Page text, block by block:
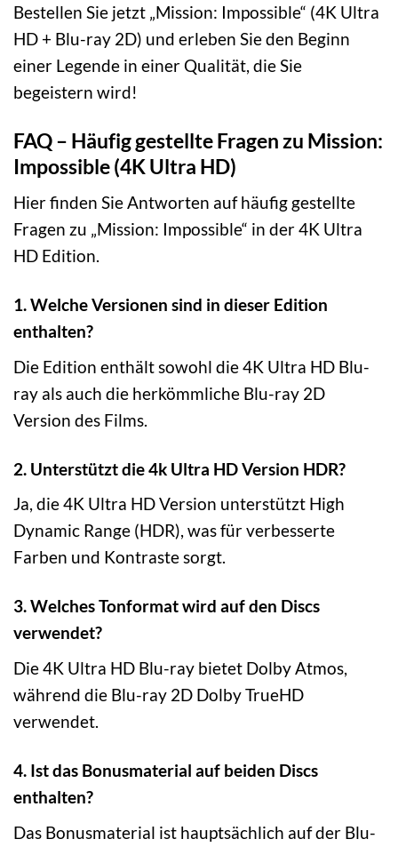
Bestellen Sie jetzt „Mission: Impossible“ (4K Ultra
HD + Blu-ray 2D) und erleben Sie den Beginn
einer Legende in einer Qualität, die Sie
begeistern wird!
FAQ – Häufig gestellte Fragen zu Mission:
Impossible (4K Ultra HD)
Hier finden Sie Antworten auf häufig gestellte
Fragen zu „Mission: Impossible“ in der 4K Ultra
HD Edition.
1. Welche Versionen sind in dieser Edition
enthalten?
Die Edition enthält sowohl die 4K Ultra HD Blu-
ray als auch die herkömmliche Blu-ray 2D
Version des Films.
2. Unterstützt die 4k Ultra HD Version HDR?
Ja, die 4K Ultra HD Version unterstützt High
Dynamic Range (HDR), was für verbesserte
Farben und Kontraste sorgt.
3. Welches Tonformat wird auf den Discs
verwendet?
Die 4K Ultra HD Blu-ray bietet Dolby Atmos,
während die Blu-ray 2D Dolby TrueHD
verwendet.
4. Ist das Bonusmaterial auf beiden Discs
enthalten?
Das Bonusmaterial ist hauptsächlich auf der Blu-